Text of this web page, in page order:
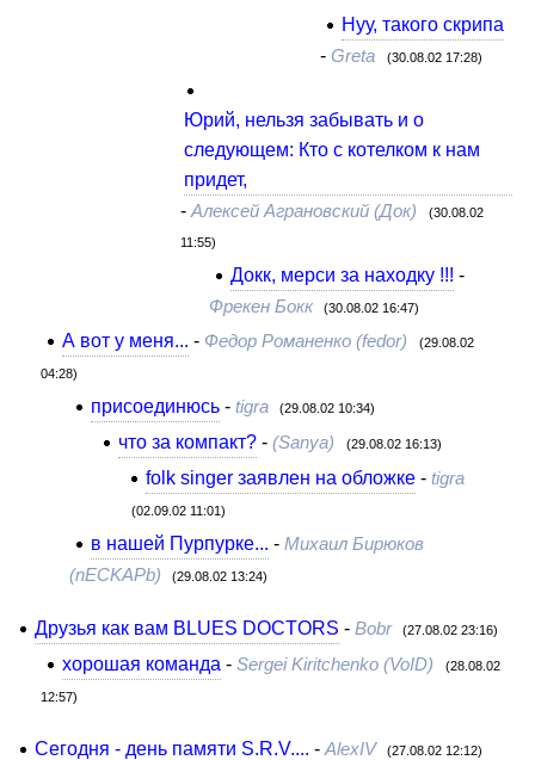
Нуу, такого скрипа
-Greta (30.08.02 17:28)
Юрий, нельзя забывать и о
следующем: Кто с котелком к нам
придет,
-Алексей Аграновский (Док) (30.08.02
11:55)
Докк, мерси за находку !!! -
Фрекен Бокк (30.08.02 16:47)
А вот у меня... - Федор Романенко (fedor) (29.08.02
04:28)
присоединюсь- tigra (29.08.02 10:34)
что за компакт?- (Sanya) (29.08.02 16:13)
folk singer заявлен на обложке -tigra
(02.09.02 11:01)
в нашей Пурпурке... - Михаил Бирюков
(nECKAPb)
(29.08.02 13:24)
Друзья как вам BLUES DOCTORS - Bobr (27.08.02 23:16)
хорошая команда -Sergei Kiritchenko (VoID) (28.08.02
12:57)
Сегодня - день памяти S.R.V.... - AlexIV (27.08.02 12:12)